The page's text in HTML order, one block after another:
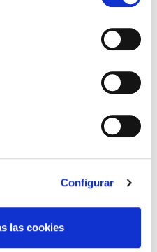
Configurar
las cookies
a cuarenta
los superen
concurso de traslados
otros dos cursos de CIC
y diez suboficiales,
Administrativos)